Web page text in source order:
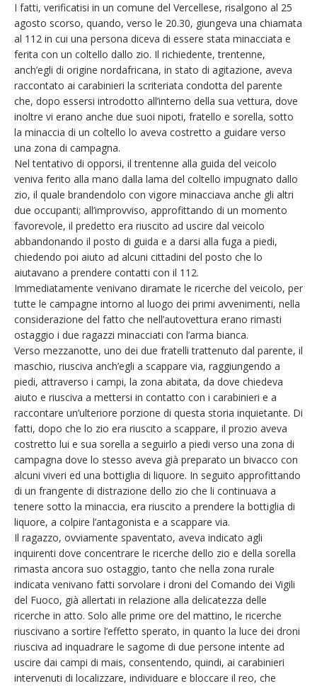
I fatti, verificatisi in un comune del Vercellese, risalgono al 25
agosto scorso, quando, verso le 20.30, giungeva una chiamata
al 112 in cui una persona diceva di essere stata minacciata e
ferita con un coltello dallo zio. Il richiedente, trentenne,
anch’egli di origine nordafricana, in stato di agitazione, aveva
raccontato ai carabinieri la scriteriata condotta del parente
che, dopo essersi introdotto all’interno della sua vettura, dove
inoltre vi erano anche due suoi nipoti, fratello e sorella, sotto
la minaccia di un coltello lo aveva costretto a guidare verso
una zona di campagna.
Nel tentativo di opporsi, il trentenne alla guida del veicolo
veniva ferito alla mano dalla lama del coltello impugnato dallo
zio, il quale brandendolo con vigore minacciava anche gli altri
due occupanti; all’improvviso, approfittando di un momento
favorevole, il predetto era riuscito ad uscire dal veicolo
abbandonando il posto di guida e a darsi alla fuga a piedi,
chiedendo poi aiuto ad alcuni cittadini del posto che lo
aiutavano a prendere contatti con il 112.
Immediatamente venivano diramate le ricerche del veicolo, per
tutte le campagne intorno al luogo dei primi avvenimenti, nella
considerazione del fatto che nell’autovettura erano rimasti
ostaggio i due ragazzi minacciati con l’arma bianca.
Verso mezzanotte, uno dei due fratelli trattenuto dal parente, il
maschio, riusciva anch’egli a scappare via, raggiungendo a
piedi, attraverso i campi, la zona abitata, da dove chiedeva
aiuto e riusciva a mettersi in contatto con i carabinieri e a
raccontare un’ulteriore porzione di questa storia inquietante. Di
fatti, dopo che lo zio era riuscito a scappare, il prozio aveva
costretto lui e sua sorella a seguirlo a piedi verso una zona di
campagna dove lo stesso aveva già preparato un bivacco con
alcuni viveri ed una bottiglia di liquore. In seguito approfittando
di un frangente di distrazione dello zio che li continuava a
tenere sotto la minaccia, era riuscito a prendere la bottiglia di
liquore, a colpire l’antagonista e a scappare via.
Il ragazzo, ovviamente spaventato, aveva indicato agli
inquirenti dove concentrare le ricerche dello zio e della sorella
rimasta ancora suo ostaggio, tanto che nella zona rurale
indicata venivano fatti sorvolare i droni del Comando dei Vigili
del Fuoco, già allertati in relazione alla delicatezza delle
ricerche in atto. Solo alle prime ore del mattino, le ricerche
riuscivano a sortire l’effetto sperato, in quanto la luce dei droni
riusciva ad inquadrare le sagome di due persone intente ad
uscire dai campi di mais, consentendo, quindi, ai carabinieri
intervenuti di localizzare, individuare e bloccare il reo, che